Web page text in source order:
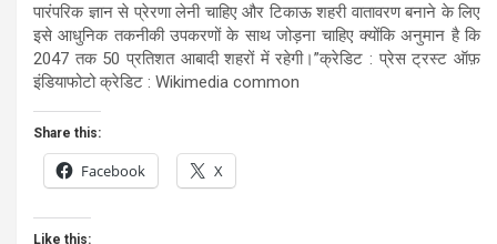
पारंपरिक ज्ञान से प्रेरणा लेनी चाहिए और टिकाऊ शहरी वातावरण बनाने के लिए
इसे आधुनिक तकनीकी उपकरणों के साथ जोड़ना चाहिए क्योंकि अनुमान है कि
2047 तक 50 प्रतिशत आबादी शहरों में रहेगी।”क्रेडिट : प्रेस ट्रस्ट ऑफ़
इंडियाफोटो क्रेडिट : Wikimedia common
Share this:
Facebook X
Like this: